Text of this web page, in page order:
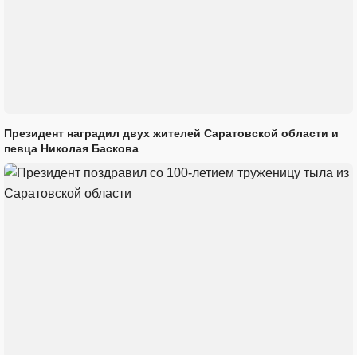
Президент наградил двух жителей Саратовской области и
певца Николая Баскова